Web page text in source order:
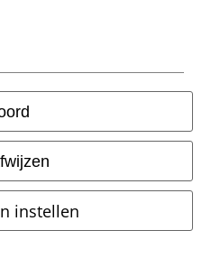
instellen
Pickup
en profiteer van alle nieuwe